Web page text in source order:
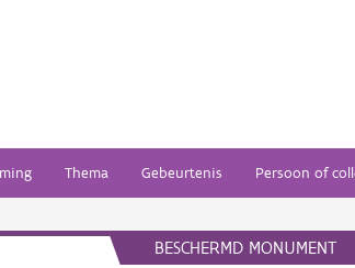
Thema Gebeurtenis Persoon of
BESCHERMD MONUMENT